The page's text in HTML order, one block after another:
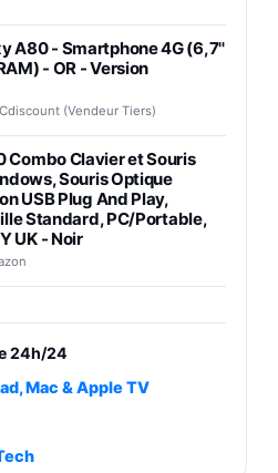
A80 - Smartphone 4G (6,7''
- OR - Version
Cdiscount (Vendeur Tiers)
Combo Clavier et Souris
Souris Optique
USB Plug And Play,
Standard, PC/Portable,
UK - Noir
3 vitesses (33-45-78
ampli intégré et port USB
Galaxy S26 Ultra
(Vendeur Tiers)
24h/24
Mac & Apple TV